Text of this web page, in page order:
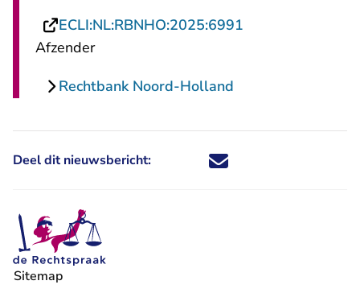
ECLI:NL:RBNHO:2025:6991
Afzender
Rechtbank Noord-Holland
Deel dit nieuwsbericht: Deel dit nieuwsbericht via X -
Deel dit nieuwsbericht via
Deel dit nieuwsbericht
Deel dit
Sitemap